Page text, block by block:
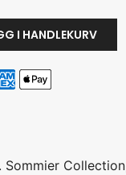
I HANDLEKURV
Sommier Collection